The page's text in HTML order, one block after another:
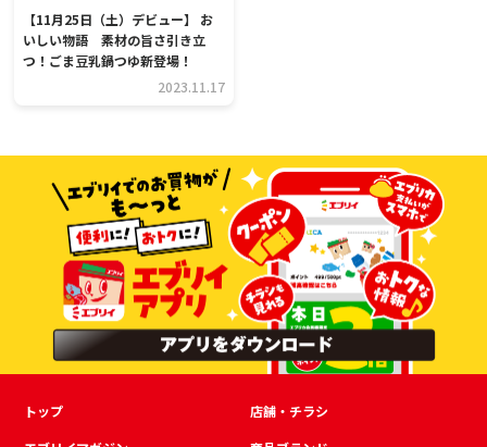
【11月25日（土）デビュー】 お
いしい物語 素材の旨さ引き立
つ！ごま豆乳鍋つゆ新登場！
2023.11.17
トップ
店舗・チラシ